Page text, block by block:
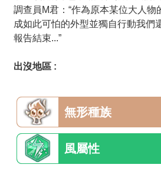
調查員M君：“作為原本某位大人
成如此可怕的外型並獨自行動我們
報告結束...”
出沒地區 :
無形種族
風屬性